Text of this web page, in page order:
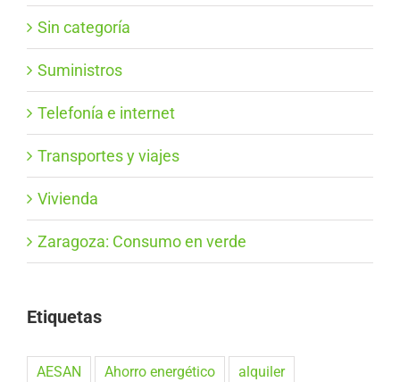
Sin categoría
Suministros
Telefonía e internet
Transportes y viajes
Vivienda
Zaragoza: Consumo en verde
Etiquetas
AESAN Ahorro energético alquiler